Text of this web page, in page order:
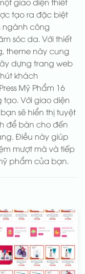
tạo ra đặc biệt
ngành công
sóc da. Với thiết
theme này cung
dựng trang web
khách
Mỹ Phẩm 16
tạo. Với giao diện
sẽ hiển thị tuyệt
để bàn cho đến
Điều này giúp
mượt mà và tiếp
phẩm của bạn.